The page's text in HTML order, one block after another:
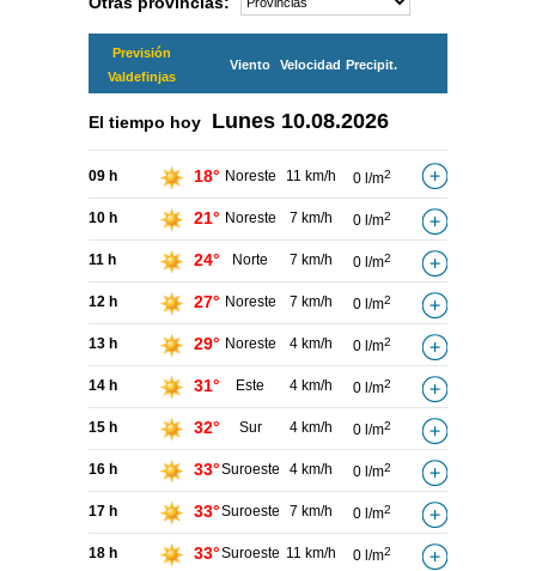
Previsión
Valdefinjas
Viento Velocidad Precipit.
El tiempo hoy Lunes 10.08.2026
09 h 18° Noreste 11 km/h 0 l/m2
10 h 21° Noreste 7 km/h 0 l/m2
11 h 24° Norte 7 km/h 0 l/m2
12 h 27° Noreste 7 km/h 0 l/m2
13 h 29° Noreste 4 km/h 0 l/m2
14 h 31° Este 4 km/h 0 l/m2
15 h 32° Sur 4 km/h 0 l/m2
16 h 33°Suroeste 4 km/h 0 l/m2
17 h 33°Suroeste 7 km/h 0 l/m2
18 h 33°Suroeste 11 km/h 0 l/m2